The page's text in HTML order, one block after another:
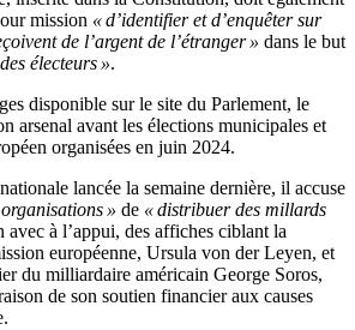
mission « d’identifier et d’enquêter sur
de l’argent de l’étranger » dans le but
électeurs ».
disponible sur le site du Parlement, le
arsenal avant les élections municipales et
organisées en juin 2024.
lancée la semaine dernière, il accuse
» de « distribuer des millards
avec à l’appui, des affiches ciblant la
européenne, Ursula von der Leyen, et
du milliardaire américain George Soros,
de son soutien financier aux causes